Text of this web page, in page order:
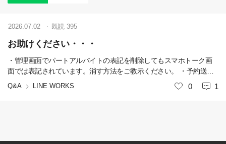
お助けください・・・
・管理画面でパートアルバイトの表記を削除してもスマホトーク画
面では表記されています。消す方法をご教示ください。 ・予約送信
機能を使うと他者からも時計マークが表示されますが、これは正常
Q&A LINE WORKS
2026.07.02 既読 395
いいね
0 1